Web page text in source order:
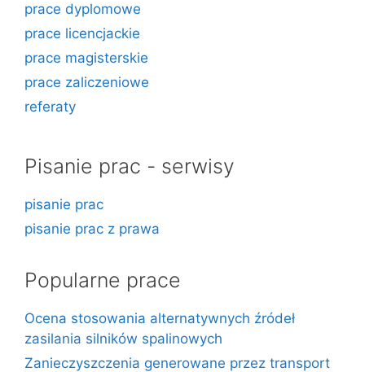
prace dyplomowe
prace licencjackie
prace magisterskie
prace zaliczeniowe
referaty
Pisanie prac - serwisy
pisanie prac
pisanie prac z prawa
Popularne prace
Ocena stosowania alternatywnych źródeł
zasilania silników spalinowych
Zanieczyszczenia generowane przez transport